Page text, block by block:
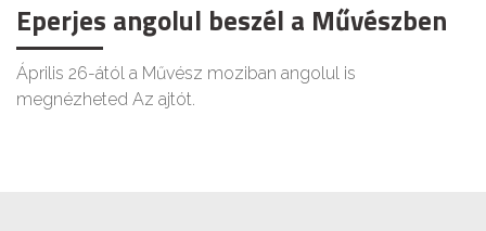
Eperjes angolul beszél a Művészben
Április 26-ától a Művész moziban angolul is
megnézheted Az ajtót.